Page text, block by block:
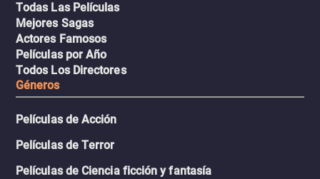
Todas Las Películas
Mejores Sagas
Actores Famosos
Películas por Año
Todos Los Directores
Géneros
Películas de Acción
Películas de Terror
Películas de Ciencia ficción y fantasía